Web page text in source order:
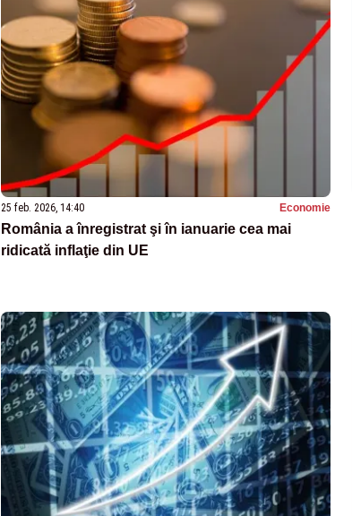
25 feb. 2026, 14:40 Economie
România a înregistrat şi în ianuarie cea mai
ridicată inflaţie din UE